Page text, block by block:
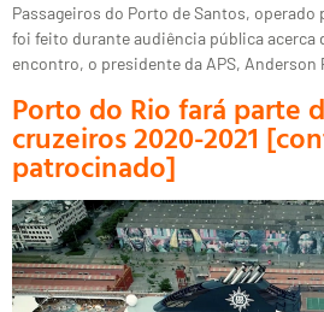
Passageiros do Porto de Santos, operado
foi feito durante audiência pública acerca
encontro, o presidente da APS,
Porto do Rio fará parte
cruzeiros 2020-2021
patrocinado]